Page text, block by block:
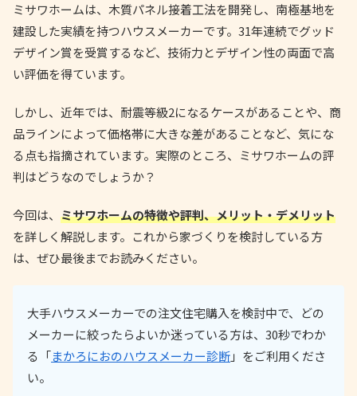
ミサワホームは、木質パネル接着工法を開発し、南極基地を
建設した実績を持つハウスメーカーです。31年連続でグッド
デザイン賞を受賞するなど、技術力とデザイン性の両面で高
い評価を得ています。
しかし、近年では、耐震等級2になるケースがあることや、商
品ラインによって価格帯に大きな差があることなど、気にな
る点も指摘されています。実際のところ、ミサワホームの評
判はどうなのでしょうか？
今回は、 ミサワホームの特徴や評判、メリット・デメリット
を詳しく解説します。これから家づくりを検討している方
は、ぜひ最後までお読みください。
大手ハウスメーカーでの注文住宅購入を検討中で、どの
メーカーに絞ったらよいか迷っている方は、30秒でわか
る「まかろにおのハウスメーカー診断」をご利用くださ
い。